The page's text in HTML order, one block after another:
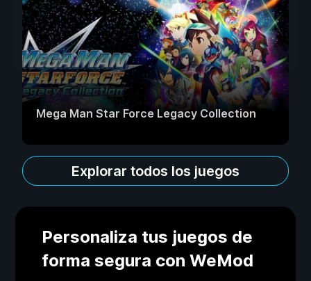
Mega Man Star Force Legacy Collection
Explorar todos los juegos
Personaliza tus juegos de
forma segura con WeMod